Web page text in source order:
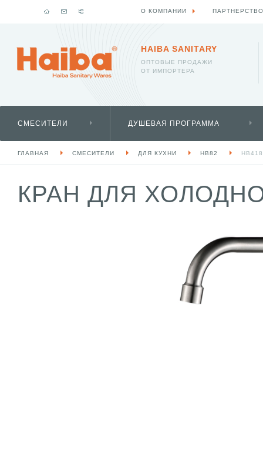
HAIBA SANITARY
ОПТОВЫЕ ПРОДАЖИ
ОТ ИМПОРТЕРА
СМЕСИТЕЛИ ДУШЕВАЯ ПРОГРАММА
ГЛАВНАЯ СМЕСИТЕЛИ ДЛЯ КУХНИ HB82
КРАН ДЛЯ
О КОМПАНИИ ПАРТНЕРСТВО